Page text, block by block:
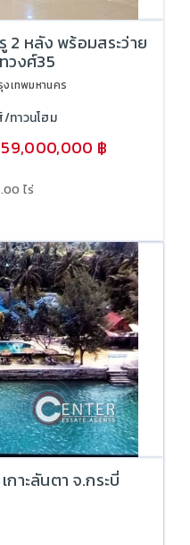
2 หลัง พร้อมสระว่าย
วงศ์35
เทพมหานคร
/ทาวนโฮม
59,000,000 ฿
ไร่
กาะลันตา จ.กระบี่